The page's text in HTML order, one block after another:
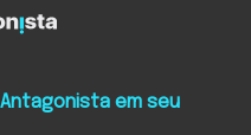
em seu